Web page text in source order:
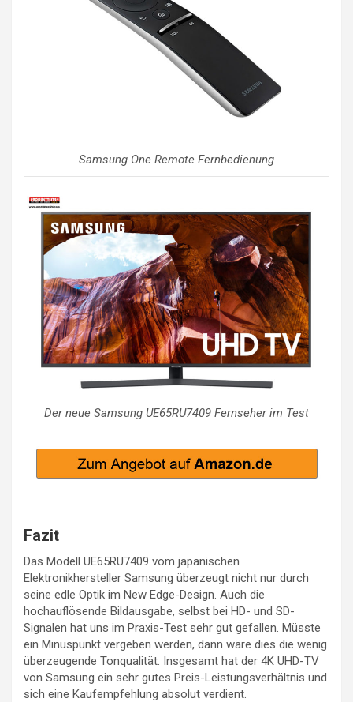
Samsung One Remote Fernbedienung
Der neue Samsung UE65RU7409 Fernseher im Test
Fazit
Das Modell UE65RU7409 vom japanischen
Elektronikhersteller Samsung überzeugt nicht nur durch
seine edle Optik im New Edge-Design. Auch die
hochauflösende Bildausgabe, selbst bei HD- und SD-
Signalen hat uns im Praxis-Test sehr gut gefallen. Müsste
ein Minuspunkt vergeben werden, dann wäre dies die wenig
überzeugende Tonqualität. Insgesamt hat der 4K UHD-TV
von Samsung ein sehr gutes Preis-Leistungsverhältnis und
sich eine Kaufempfehlung absolut verdient.